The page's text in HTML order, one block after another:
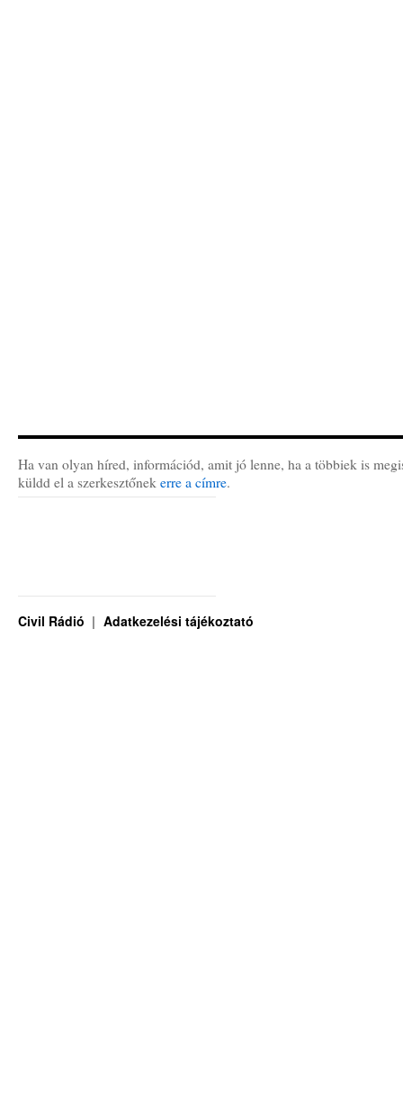
Ha van olyan híred, információd, amit jó lenne, ha a többiek is
küldd el a szerkesztőnek erre a címre.
Civil Rádió Adatkezelési tájékoztató